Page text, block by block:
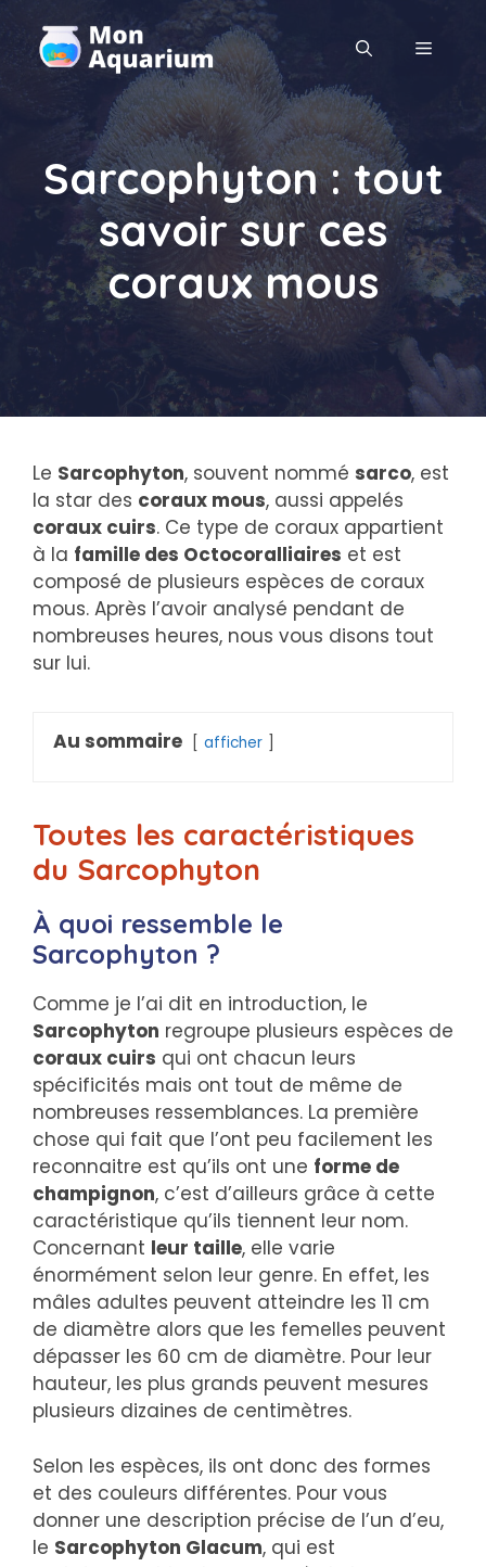
contenu
MENU
Sarcophyton : tout
savoir sur ces
coraux mous
Le Sarcophyton, souvent nommé sarco, est
la star des coraux mous, aussi appelés
coraux cuirs. Ce type de coraux appartient
à la famille des Octocoralliaires et est
composé de plusieurs espèces de coraux
mous. Après l’avoir analysé pendant de
nombreuses heures, nous vous disons tout
sur lui.
Au sommaire afficher
Toutes les caractéristiques
du Sarcophyton
À quoi ressemble le
Sarcophyton ?
Comme je l’ai dit en introduction, le
Sarcophyton regroupe plusieurs espèces de
coraux cuirs qui ont chacun leurs
spécificités mais ont tout de même de
nombreuses ressemblances. La première
chose qui fait que l’ont peu facilement les
reconnaitre est qu’ils ont une forme de
champignon, c’est d’ailleurs grâce à cette
caractéristique qu’ils tiennent leur nom.
Concernant leur taille, elle varie
énormément selon leur genre. En effet, les
mâles adultes peuvent atteindre les 11 cm
de diamètre alors que les femelles peuvent
dépasser les 60 cm de diamètre. Pour leur
hauteur, les plus grands peuvent mesures
plusieurs dizaines de centimètres.
Selon les espèces, ils ont donc des formes
et des couleurs différentes. Pour vous
donner une description précise de l’un d’eu,
le Sarcophyton Glacum, qui est